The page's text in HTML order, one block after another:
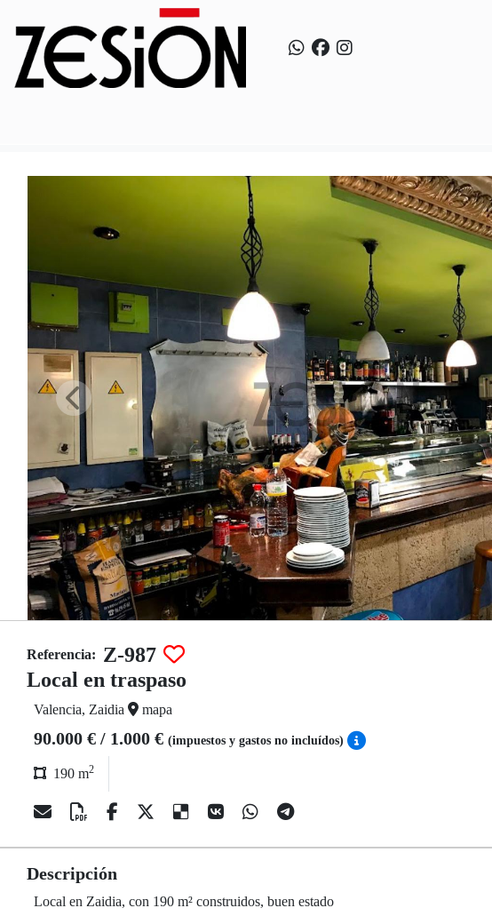
Referencia: Z-987
Local en traspaso
Valencia, Zaidia mapa
90.000 € / 1.000 € (impuestos y gastos no incluídos)
190 m2
Descripción
Local en Zaidia, con 190 m² construidos, buen estado